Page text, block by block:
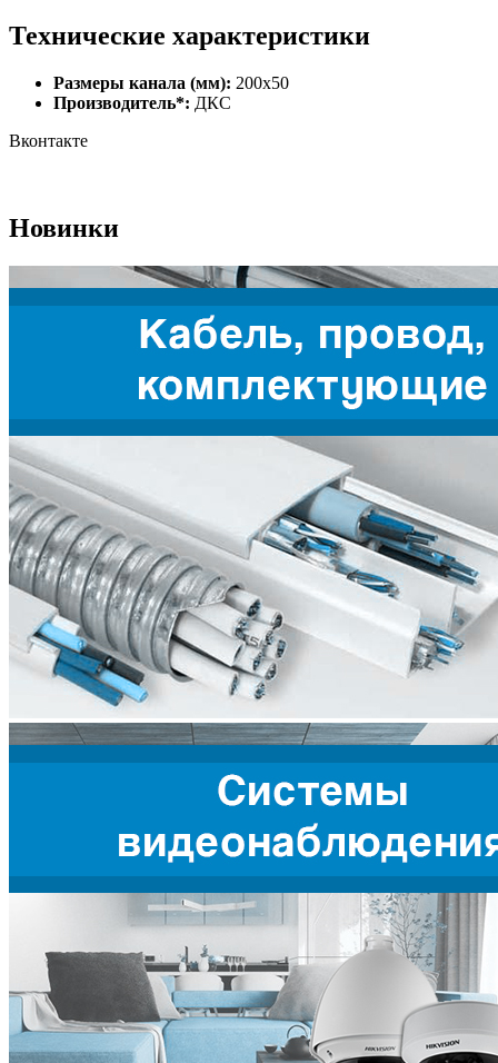
Технические характеристики
Размеры канала (мм): 200х50
Производитель*: ДКС
Вконтакте
Новинки